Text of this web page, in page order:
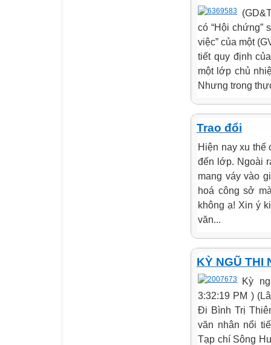
có “Hội chứng”
việc” của một
tiết quy định
một lớp chủ
Nhưng trong
Trao đổi
Hiện nay xu thế
đến lớp. Ngoài
mang váy vào
hoá công sở
không ạ! Xin ý
văn...
KỲ NGŨ THI
Kỳ
3:32:19 PM )
Đi Bình Trị
văn nhân nổi
Tạp chí Sông